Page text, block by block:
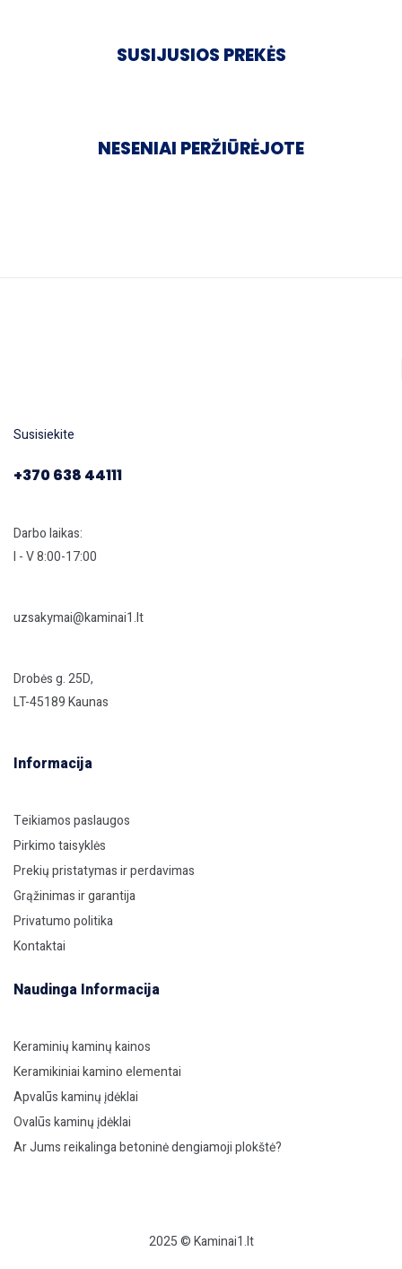
SUSIJUSIOS PREKĖS
NESENIAI PERŽIŪRĖJOTE
Susisiekite
+370 638 44111
Darbo laikas:
I - V 8:00-17:00
uzsakymai@kaminai1.lt
Drobės g. 25D,
LT-45189 Kaunas
Informacija
Teikiamos paslaugos
Pirkimo taisyklės
Prekių pristatymas ir perdavimas
Grąžinimas ir garantija
Privatumo politika
Kontaktai
Naudinga Informacija
Keraminių kaminų kainos
Keramikiniai kamino elementai
Apvalūs kaminų įdėklai
Ovalūs kaminų įdėklai
Ar Jums reikalinga betoninė dengiamoji plokštė?
2025 © Kaminai1.lt